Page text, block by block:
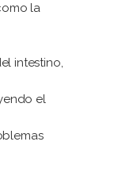
la
intestino,
el